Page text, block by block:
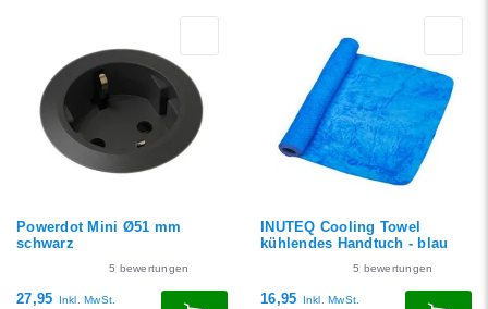
Powerdot Mini Ø51 mm
schwarz
5 bewertungen
27,95 Inkl. MwSt.
INUTEQ Cooling Towel
kühlendes Handtuch - blau
5 bewertungen
16,95 Inkl. MwSt.